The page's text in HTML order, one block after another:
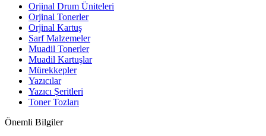
Orjinal Drum Üniteleri
Orjinal Tonerler
Orjinal Kartuş
Sarf Malzemeler
Muadil Tonerler
Muadil Kartuşlar
Mürekkepler
Yazıcılar
Yazıcı Şeritleri
Toner Tozları
Önemli Bilgiler